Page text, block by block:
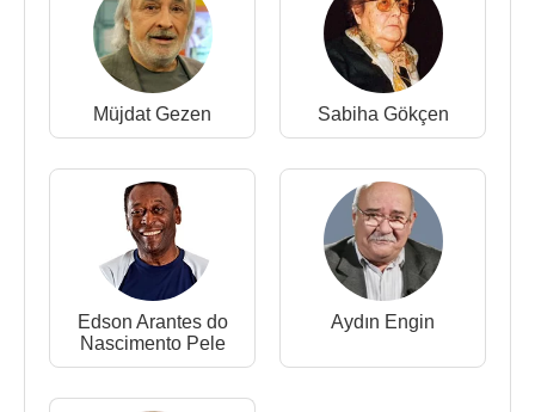
Halit Kıvanç Anlatıyor Üç Yüz Otuz Üç Fıkra 1982
Karacan yayınları
Gool Diye Diye 1983 Hürriyet Yayınları.
Hadi Anlat Bakalım Anılar 1 1988 (3. baskısı) Yorum
Kitapları
’le söyleşiyor 1988 Yapı Kredi Yayınları.
Çok Affedersiniz Ama… 1999 Aksoy Yayıncılık.
Telesafir Bizde TV Böyle Başladı 2002 Remzi
Kitabevi
Kupaların Kupası Dünya Kupası 1930′dan 2002′ye
2002 Türkiye İş Bankası Kültür Yayınları
Futbol! Bir Aşk… 2004 İletişim Yayınları
Ağlama Palyaço Makyajın Bozulur
Müjdat Gezen Sabiha Gökçen
Edson Arantes do
Nascimento Pele
Aydın Engin